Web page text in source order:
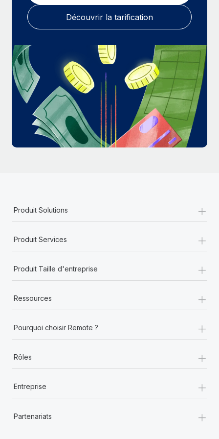
En savoir plus
Découvrir la tarification
Produit Solutions +
Produit Services +
Produit Taille d'entreprise +
Ressources +
Pourquoi choisir Remote ? +
Rôles +
Entreprise +
Partenariats +